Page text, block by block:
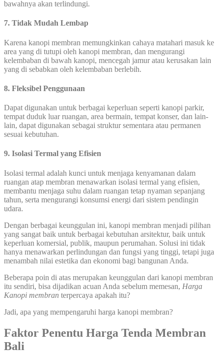
bawahnya akan terlindungi.
7. Tidak Mudah Lembap
Karena kanopi membran memungkinkan cahaya matahari masuk ke
area yang di tutupi oleh kanopi membran, dan mengurangi
kelembaban di bawah kanopi, mencegah jamur atau kerusakan lain
yang di sebabkan oleh kelembaban berlebih.
8. Fleksibel Penggunaan
Dapat digunakan untuk berbagai keperluan seperti kanopi parkir,
tempat duduk luar ruangan, area bermain, tempat konser, dan lain-
lain, dapat digunakan sebagai struktur sementara atau permanen
sesuai kebutuhan.
9. Isolasi Termal yang Efisien
Isolasi termal adalah kunci untuk menjaga kenyamanan dalam
ruangan atap membran menawarkan isolasi termal yang efisien,
membantu menjaga suhu dalam ruangan tetap nyaman sepanjang
tahun, serta mengurangi konsumsi energi dari sistem pendingin
udara.
Dengan berbagai keunggulan ini, kanopi membran menjadi pilihan
yang sangat baik untuk berbagai kebutuhan arsitektur, baik untuk
keperluan komersial, publik, maupun perumahan. Solusi ini tidak
hanya menawarkan perlindungan dan fungsi yang tinggi, tetapi juga
menambah nilai estetika dan ekonomi bagi bangunan Anda.
Beberapa poin di atas merupakan keunggulan dari kanopi membran
itu sendiri, bisa dijadikan acuan Anda sebelum memesan, Harga
Kanopi membran terpercaya apakah itu?
Jadi, apa yang mempengaruhi harga kanopi membran?
Faktor Penentu Harga Tenda Membran
Bali